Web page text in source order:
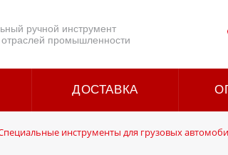
ручной инструмент
промышленности
ДОСТАВКА
инструменты для грузовых